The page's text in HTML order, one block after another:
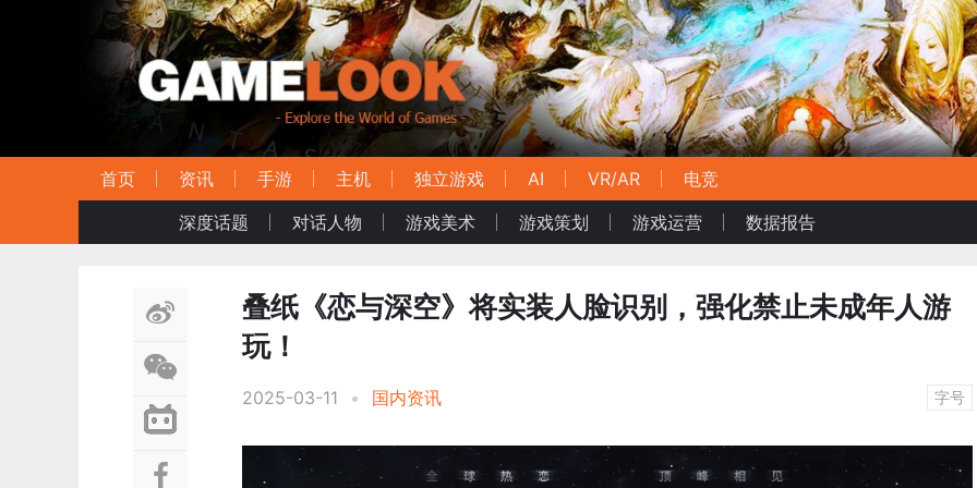
首页 资讯 手游 主机 独立游戏 AI VR/AR
电竞
深度话题
对话人物 游戏美术 游戏策划 游戏运营 数据报告
叠纸《恋与深空》将实装人脸识别，强化禁止未成年人游
玩！
2025-03-11 • 国内资讯 字号